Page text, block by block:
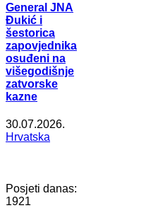
General JNA
Đukić i
šestorica
zapovjednika
osuđeni na
višegodišnje
zatvorske
kazne
30.07.2026.
Hrvatska
Posjeti danas:
1921